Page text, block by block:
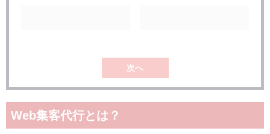
株式会社コムニコ
株式会社ルーシー
株式会社pamxy
次へ
Web集客代行とは？